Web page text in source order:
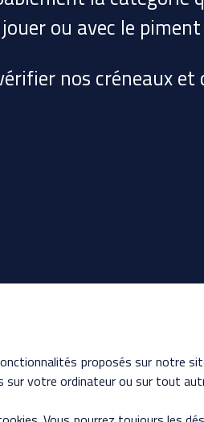
proposés sur notre
votre ordinateur ou sur tout
ou avec le
nos créneaux
de Gaulle